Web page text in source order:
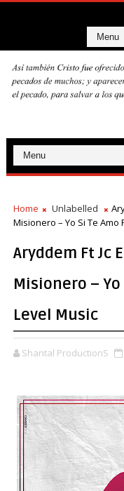
Home Unlabelled
Misionero – Yo Si Te Amo
Aryddem Ft Jc
Misionero – Yo
Level Music
Shantal ProductionS